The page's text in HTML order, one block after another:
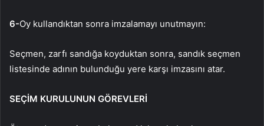
6-Oy kullandıktan sonra imzalamayı unutmayın:
Seçmen, zarfı sandığa koyduktan sonra, sandık seçmen
listesinde adının bulunduğu yere karşı imzasını atar.
SEÇİM KURULUNUN GÖREVLERİ